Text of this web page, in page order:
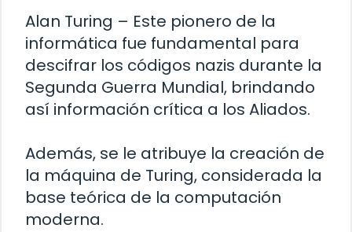
Alan Turing – Este pionero de la
informática fue fundamental para
descifrar los códigos nazis durante la
Segunda Guerra Mundial, brindando
así información crítica a los Aliados.
Además, se le atribuye la creación de
la máquina de Turing, considerada la
base teórica de la computación
moderna.